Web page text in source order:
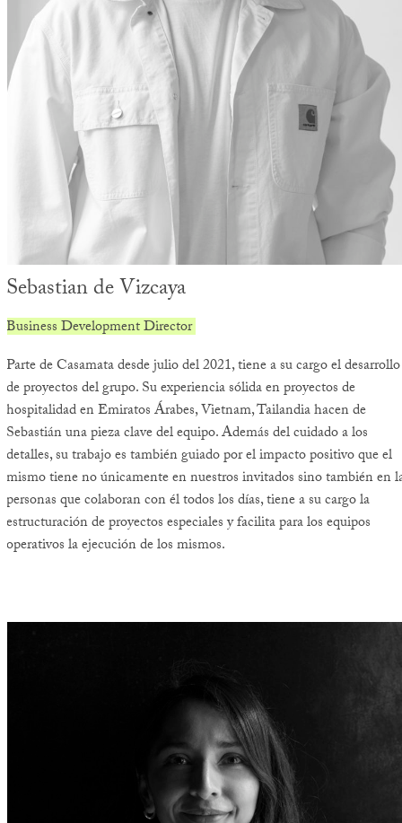
Sebastian de Vizcaya
Business Development Director
Parte de Casamata desde julio del 2021, tiene a su cargo el desarrollo
de proyectos del grupo. Su experiencia sólida en proyectos de
hospitalidad en Emiratos Árabes, Vietnam, Tailandia hacen de
Sebastián una pieza clave del equipo. Además del cuidado a los
detalles, su trabajo es también guiado por el impacto positivo que el
mismo tiene no únicamente en nuestros invitados sino también en
personas que colaboran con él todos los días, tiene a su cargo la
estructuración de proyectos especiales y facilita para los equipos
operativos la ejecución de los mismos.